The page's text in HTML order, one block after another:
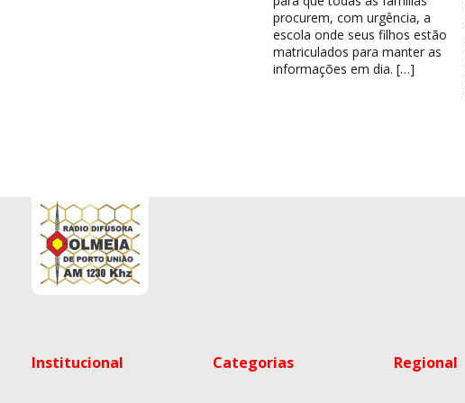
procurem, com urgência, a
escola onde seus filhos estão
matriculados para manter as
informações em dia. […]
Institucional Categorias Regional